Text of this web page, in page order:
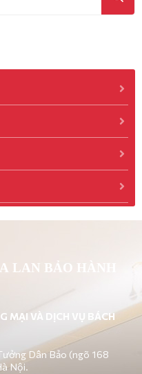
LAN BẢO HÀNH
MẠI VÀ DỊCH VỤ BÁCH
Dân Bảo (ngõ 168
Nội.